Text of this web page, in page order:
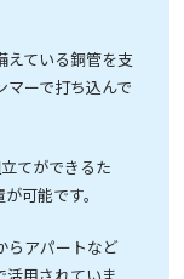
えている銅管を支
ーで打ち込んで
てができるた
可能です。
らアパートなど